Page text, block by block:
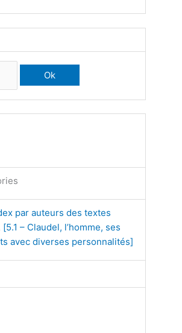
par auteurs des textes
[5.1 – Claudel, l’homme, ses
avec diverses personnalités]